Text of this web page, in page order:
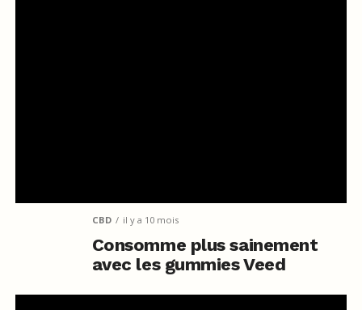
CBD il y a 10 mois
Consomme plus sainement
avec les gummies Veed